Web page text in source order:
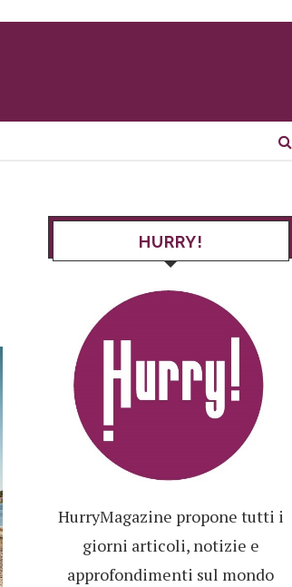
HURRY!
HurryMagazine propone tutti i
giorni articoli, notizie e
approfondimenti sul mondo